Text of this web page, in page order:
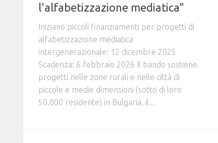
l'alfabetizzazione mediatica"
Iniziano piccoli finanziamenti per progetti di
alfabetizzazione mediatica
intergenerazionale: 12 dicembre 2025
Scadenza: 6 febbraio 2026 Il bando sostiene
progetti nelle zone rurali e nelle città di
piccole e medie dimensioni (sotto di loro
50.000 residente) in Bulgaria, il...